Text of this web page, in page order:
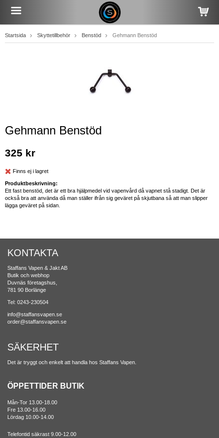
Startsida Skyttetillbehör Benstöd Gehmann Benstöd
Gehmann Benstöd
325 kr
Finns ej i lagret
Produktbeskrivning:
Ett fast benstöd, det är ett bra hjälpmedel vid vapenvård då vapnet stå stadigt. Det är
också bra att använda då man ställer ifrån sig geväret på skjutbana så att man slipper
lägga geväret på sidan.
KONTAKTA
Staffans Vapen & Jakt AB
Butik och webhop
Duvnäs företagshus,
781 90 Borlänge
Tel: 0243-230504
info@staffansvapen.se
order@staffansvapen.se
SÄKERHET
Det är tryggt och enkelt att handla hos Staffans Vapen.
ÖPPETTIDER BUTIK
Mån-Tor 13.00-18.00
Fre 13.00-16.00
Lördag 10.00-14.00
Telefontid säkrast 9.00-12.00